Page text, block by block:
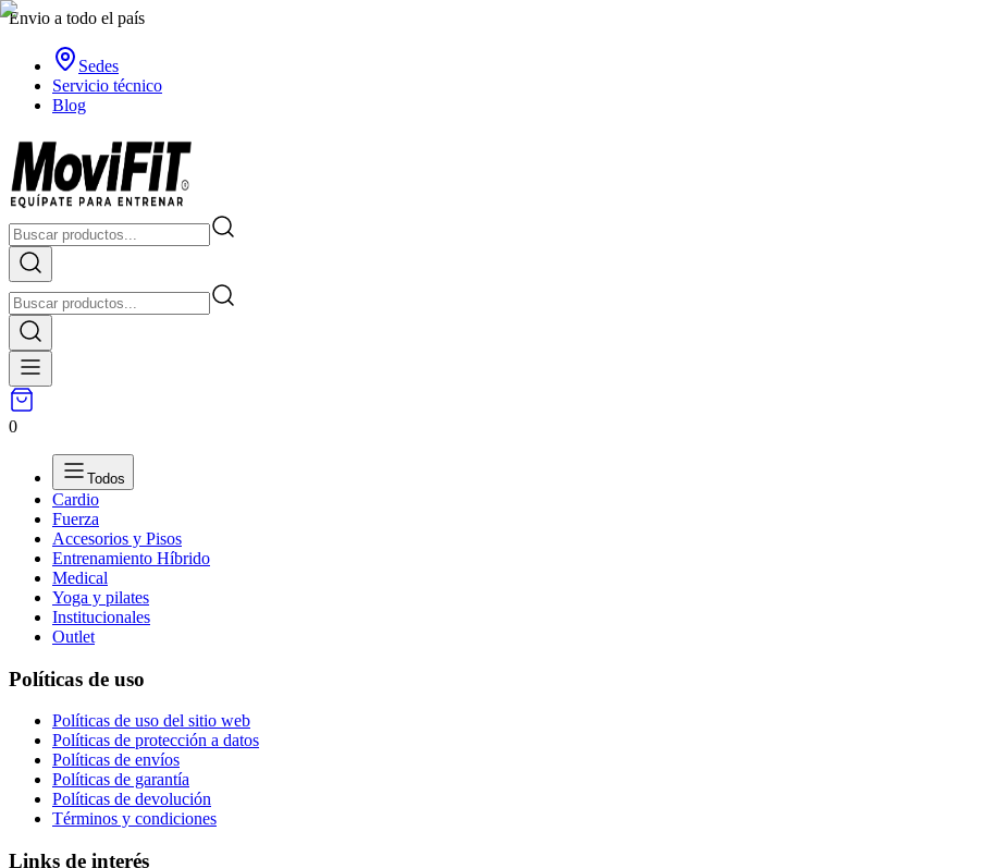
Envio a todo el país
Sedes
Servicio técnico
Blog
0
Todos
Cardio
Fuerza
Accesorios y Pisos
Entrenamiento Híbrido
Medical
Yoga y pilates
Institucionales
Outlet
Políticas de uso
Políticas de uso del sitio web
Políticas de protección a datos
Políticas de envíos
Políticas de garantía
Políticas de devolución
Términos y condiciones
Links de interés